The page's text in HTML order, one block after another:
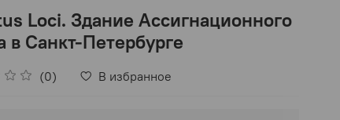
Loci. Здание Ассигнационного
в Санкт-Петербурге
(0) В избранное